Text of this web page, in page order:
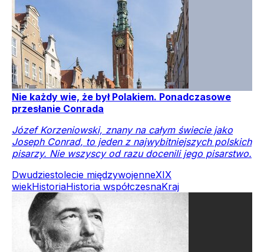
Nie każdy wie, że był Polakiem. Ponadczasowe
przesłanie Conrada
Józef Korzeniowski, znany na całym świecie jako
Joseph Conrad, to jeden z najwybitniejszych polskich
pisarzy. Nie wszyscy od razu docenili jego pisarstwo.
Dwudziestolecie międzywojenneXIX
wiekHistoriaHistoria współczesnaKraj